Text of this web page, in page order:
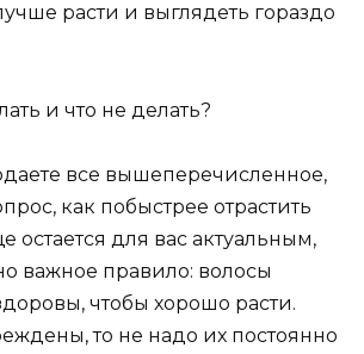
расти и выглядеть гораздо
и что не делать?
все вышеперечисленное,
как побыстрее отрастить
остается для вас актуальным,
важное правило: волосы
чтобы хорошо расти.
то не надо их постоянно